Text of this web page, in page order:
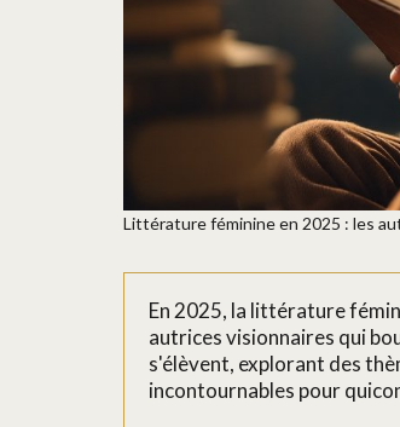
Littérature féminine en 2025 : les
En 2025, la littérature
autrices visionnaires qui
s'élèvent, explorant des
incontournables pour